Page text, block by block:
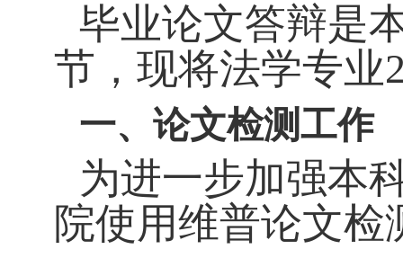
毕业论文答辩是
节，现将法学专业
一、论文检测工作
为进一步加强本
院使用维普论文检